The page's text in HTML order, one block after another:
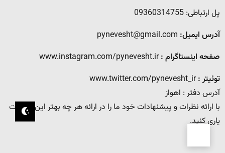
پل ارتباطی: 09360314755
آدرس ایمیل:
صفحه اینستاگرام :www.instagram.com/pynevesht.ir
توئیتر :www.twitter.com/pynevesht_ir
آدرس دفتر : اهواز
با ارائه نظرات و پیشنهادات خود ما را در ارائه هر چه بهتر این خدمات
یاری کنید.